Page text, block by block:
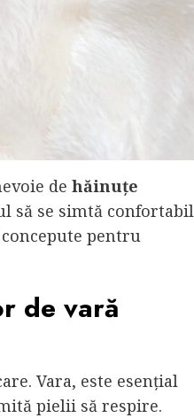
de hăinuțe
să se simtă confortabil
pentru
de vară
Vara, este esențial
pielii să respire.